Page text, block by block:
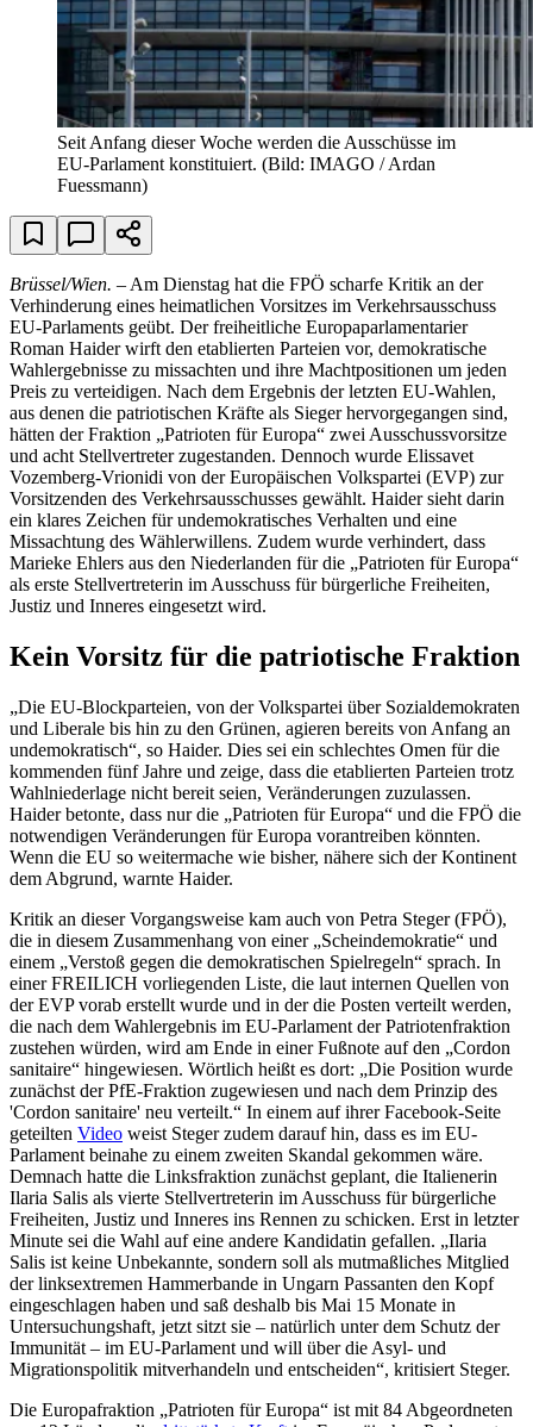
Seit Anfang dieser Woche werden die Ausschüsse im
EU-Parlament konstituiert. (Bild: IMAGO / Ardan
Fuessmann)
Brüssel/Wien. – Am Dienstag hat die FPÖ scharfe Kritik an der
Verhinderung eines heimatlichen Vorsitzes im Verkehrsausschuss
EU-Parlaments geübt. Der freiheitliche Europaparlamentarier
Roman Haider wirft den etablierten Parteien vor, demokratische
Wahlergebnisse zu missachten und ihre Machtpositionen um jeden
Preis zu verteidigen. Nach dem Ergebnis der letzten EU-Wahlen,
aus denen die patriotischen Kräfte als Sieger hervorgegangen sind,
hätten der Fraktion „Patrioten für Europa“ zwei Ausschussvorsitze
und acht Stellvertreter zugestanden. Dennoch wurde Elissavet
Vozemberg-Vrionidi von der Europäischen Volkspartei (EVP) zur
Vorsitzenden des Verkehrsausschusses gewählt. Haider sieht darin
ein klares Zeichen für undemokratisches Verhalten und eine
Missachtung des Wählerwillens. Zudem wurde verhindert, dass
Marieke Ehlers aus den Niederlanden für die „Patrioten für Europa“
als erste Stellvertreterin im Ausschuss für bürgerliche Freiheiten,
Justiz und Inneres eingesetzt wird.
Kein Vorsitz für die patriotische Fraktion
„Die EU-Blockparteien, von der Volkspartei über Sozialdemokraten
und Liberale bis hin zu den Grünen, agieren bereits von Anfang an
undemokratisch“, so Haider. Dies sei ein schlechtes Omen für die
kommenden fünf Jahre und zeige, dass die etablierten Parteien trotz
Wahlniederlage nicht bereit seien, Veränderungen zuzulassen.
Haider betonte, dass nur die „Patrioten für Europa“ und die FPÖ die
notwendigen Veränderungen für Europa vorantreiben könnten.
Wenn die EU so weitermache wie bisher, nähere sich der Kontinent
dem Abgrund, warnte Haider.
Kritik an dieser Vorgangsweise kam auch von Petra Steger (FPÖ),
die in diesem Zusammenhang von einer „Scheindemokratie“ und
einem „Verstoß gegen die demokratischen Spielregeln“ sprach. In
einer FREILICH vorliegenden Liste, die laut internen Quellen von
der EVP vorab erstellt wurde und in der die Posten verteilt werden,
die nach dem Wahlergebnis im EU-Parlament der Patriotenfraktion
zustehen würden, wird am Ende in einer Fußnote auf den „Cordon
sanitaire“ hingewiesen. Wörtlich heißt es dort: „Die Position wurde
zunächst der PfE-Fraktion zugewiesen und nach dem Prinzip des
'Cordon sanitaire' neu verteilt.“ In einem auf ihrer Facebook-Seite
geteilten Video weist Steger zudem darauf hin, dass es im EU-
Parlament beinahe zu einem zweiten Skandal gekommen wäre.
Demnach hatte die Linksfraktion zunächst geplant, die Italienerin
Ilaria Salis als vierte Stellvertreterin im Ausschuss für bürgerliche
Freiheiten, Justiz und Inneres ins Rennen zu schicken. Erst in letzter
Minute sei die Wahl auf eine andere Kandidatin gefallen. „Ilaria
Salis ist keine Unbekannte, sondern soll als mutmaßliches Mitglied
der linksextremen Hammerbande in Ungarn Passanten den Kopf
eingeschlagen haben und saß deshalb bis Mai 15 Monate in
Untersuchungshaft, jetzt sitzt sie – natürlich unter dem Schutz der
Immunität – im EU-Parlament und will über die Asyl- und
Migrationspolitik mitverhandeln und entscheiden“, kritisiert Steger.
Die Europafraktion „Patrioten für Europa“ ist mit 84 Abgeordneten